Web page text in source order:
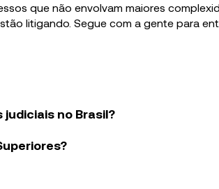
que não envolvam maiores
litigando. Segue com a gente para
no Brasil?